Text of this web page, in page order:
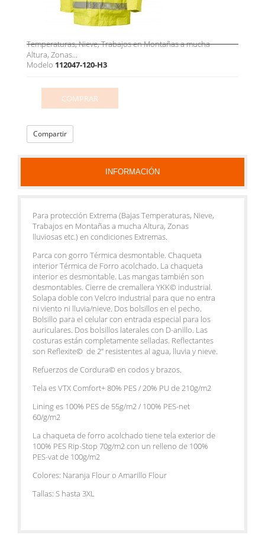
Temperaturas, Nieve, Trabajos en Montañas a mucha
Altura, Zonas...
Modelo 112047-120-H3
COMPRAR
Compartir
INFORMACIÓN
Para protección Extrema (Bajas Temperaturas, Nieve,
Trabajos en Montañas a mucha Altura, Zonas
lluviosas etc.) en condiciones Extremas.
Parca con gorro Térmica desmontable. Chaqueta
interior Térmica de Forro acolchado. La chaqueta
interior es desmontable. Las mangas también son
desmontables. Cierre de cremallera YKK© industrial.
Solapa doble con Velcro industrial para que no entra
ni viento ni lluvia/nieve. Dos bolsillos en el pecho.
Bolsillo para el celular con entrada especial para los
auriculares. Dos bolsillos laterales con D-anillo. Las
costuras están completamente selladas. Reflectantes
son Reflexite© de 2” resistentes al agua, lluvia y nieve.
Refuerzos de Cordura© en codos y brazos.
Tela es VTX Comfort+ 80% PES / 20% PU de 210g/m2
Lining es 100% PES de 55g/m2 / 100% PES-net
60/g/m2
La chaqueta de forro acolchado tiene tela exterior de
100% PES Rip-Stop 70g/m2 con un relleno de 100%
PES-vat de 100g/m2
Colores: Naranja Flour o Amarillo Flour
Tallas: S hasta 3XL